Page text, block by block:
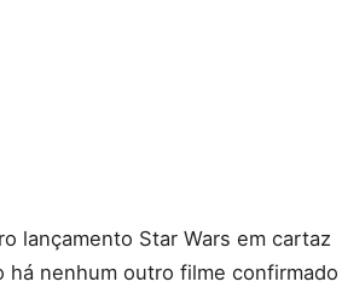
lançamento Star Wars em cartaz
há nenhum outro filme confirmado